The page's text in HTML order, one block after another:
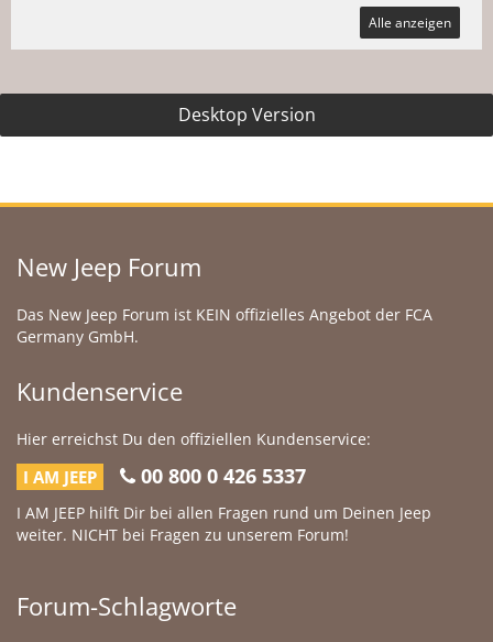
Alle anzeigen
Desktop Version
New Jeep Forum
Das New Jeep Forum ist KEIN offizielles Angebot der FCA
Germany GmbH.
Kundenservice
Hier erreichst Du den offiziellen Kundenservice:
I AM JEEP 00 800 0 426 5337
I AM JEEP hilft Dir bei allen Fragen rund um Deinen Jeep
weiter. NICHT bei Fragen zu unserem Forum!
Forum-Schlagworte